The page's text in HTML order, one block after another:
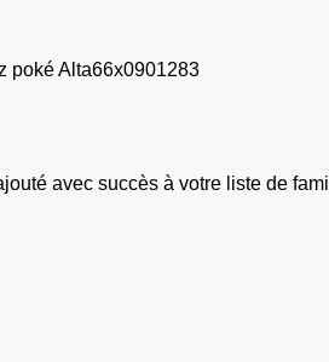
poké Alta66x0901283
avec succès à votre liste de